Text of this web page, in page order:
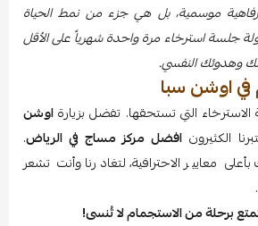
موسمية، بل هي جزء من نمط الحياة
جلسة استرخاء مرة واحدة شهرياً على الأقل
وهدوئك النفسي.
اوشن سبا
التي تستحقها. تفضل بزيارةاوشن
الكثيرون افضل مركز مساج في الرياض.
معايير الاحترافية، لتغادرنا وأنت تشعر
برحلة من الاستجمام لا تُنسى!